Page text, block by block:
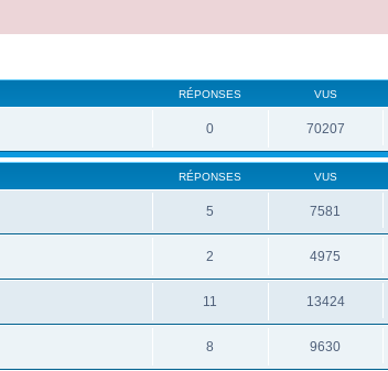
RÉPONSES VUS
0 70207
RÉPONSES VUS
5 7581
2 4975
11 13424
8 9630